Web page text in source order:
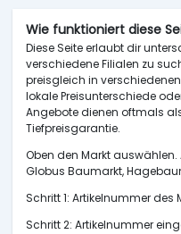
Wie funktioniert diese
Diese Seite erlaubt dir
verschiedene Filialen zu
preisgleich in
lokale Preisunterschiede
Angebote dienen oftmals
Tiefpreisgarantie.
Oben den Markt
Globus Baumarkt,
Schritt 1: Artikelnummer des
Schritt 2: Artikelnummer